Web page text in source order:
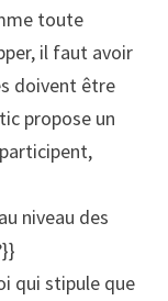
toute
il faut avoir
doivent être
propose un
niveau des
qui stipule que